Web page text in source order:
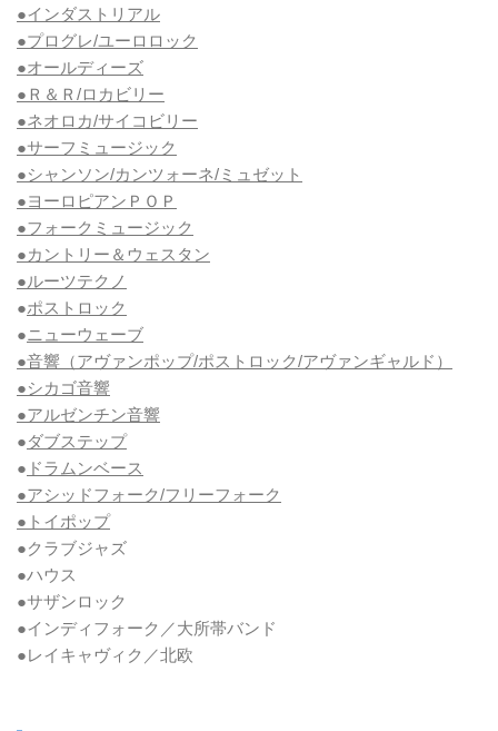
●インダストリアル
●プログレ/ユーロロック
●オールディーズ
●Ｒ＆Ｒ/ロカビリー
●ネオロカ/サイコビリー
●サーフミュージック
●シャンソン/カンツォーネ/ミュゼット
●ヨーロピアンＰＯＰ
●フォークミュージック
●カントリー＆ウェスタン
●ルーツテクノ
●ポストロック
●ニューウェーブ
●音響（アヴァンポップ/ポストロック/アヴァンギャルド）
●シカゴ音響
●アルゼンチン音響
●ダブステップ
● ドラムンベース
●アシッドフォーク/フリーフォーク
●トイポップ
●クラブジャズ
●ハウス
●サザンロック
●インディフォーク／大所帯バンド
●レイキャヴィク／北欧